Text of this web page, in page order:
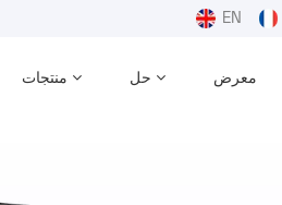
EN
منتجات حل معرض